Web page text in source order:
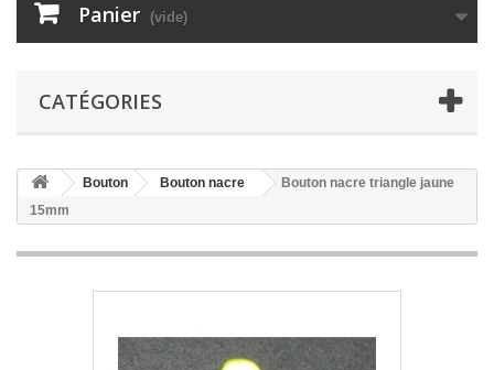
Panier (vide)
CATÉGORIES
Bouton Bouton nacre
Bouton nacre triangle jaune
15mm